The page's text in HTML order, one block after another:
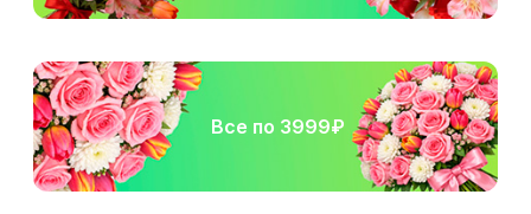
Все по 3999₽